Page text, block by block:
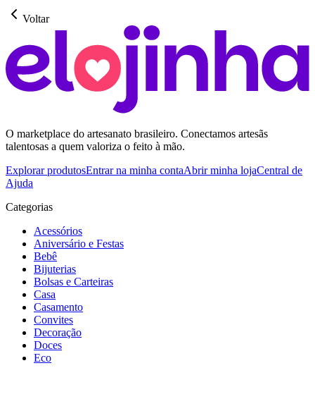
Voltar
O marketplace do artesanato brasileiro. Conectamos artesãs
talentosas a quem valoriza o feito à mão.
Explorar produtosEntrar na minha contaAbrir minha lojaCentral de
Ajuda
Categorias
Acessórios
Aniversário e Festas
Bebê
Bijuterias
Bolsas e Carteiras
Casa
Casamento
Convites
Decoração
Doces
Eco